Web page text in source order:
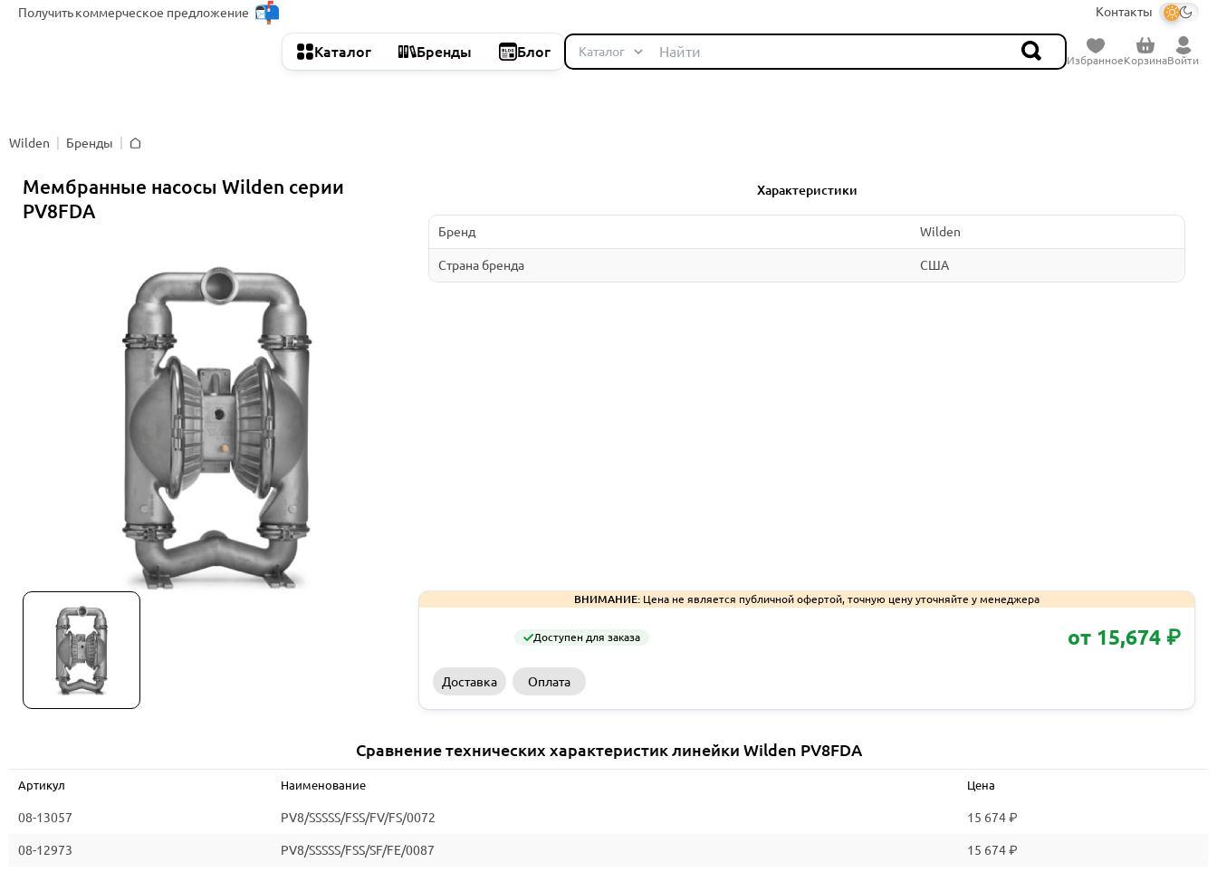
Получитькоммерческое предложение Контакты
Каталог Бренды Блог
ИзбранноеКорзинаВойти
Wilden
Бренды
Мембранные насосы Wilden серии
PV8FDA
Характеристики
Бренд Wilden
Страна бренда США
ВНИМАНИЕ: Цена не является публичной офертой, точную цену уточняйте у менеджера
Доступен для заказа от 15,674 ₽
Доставка Оплата
Сравнение технических характеристик линейки Wilden PV8FDA
Артикул Наименование Цена
08-13057 PV8/SSSSS/FSS/FV/FS/0072 15 674 ₽
08-12973 PV8/SSSSS/FSS/SF/FE/0087 15 674 ₽